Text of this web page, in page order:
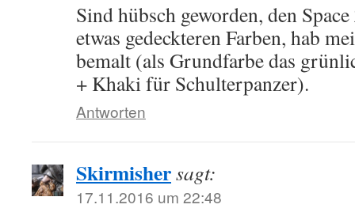
Sind hübsch geworden, den
etwas gedeckteren Farben, hab
bemalt (als Grundfarbe das
+ Khaki für Schulterpanzer).
Antworten
Skirmishersagt:
17.11.2016 um 22:48